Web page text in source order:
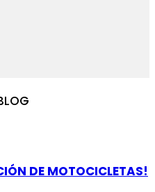
DE MOTOCICLETAS!